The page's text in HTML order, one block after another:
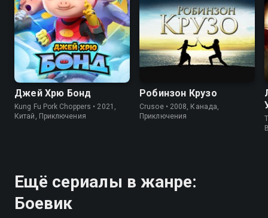
Джей Хрю Бонд
Kung Fu Pork Choppers • 2021,
Китай, Приключения
Робинзон Крузо
Crusoe • 2008, Канада,
Приключения
Ещё сериалы в жанре:
Боевик